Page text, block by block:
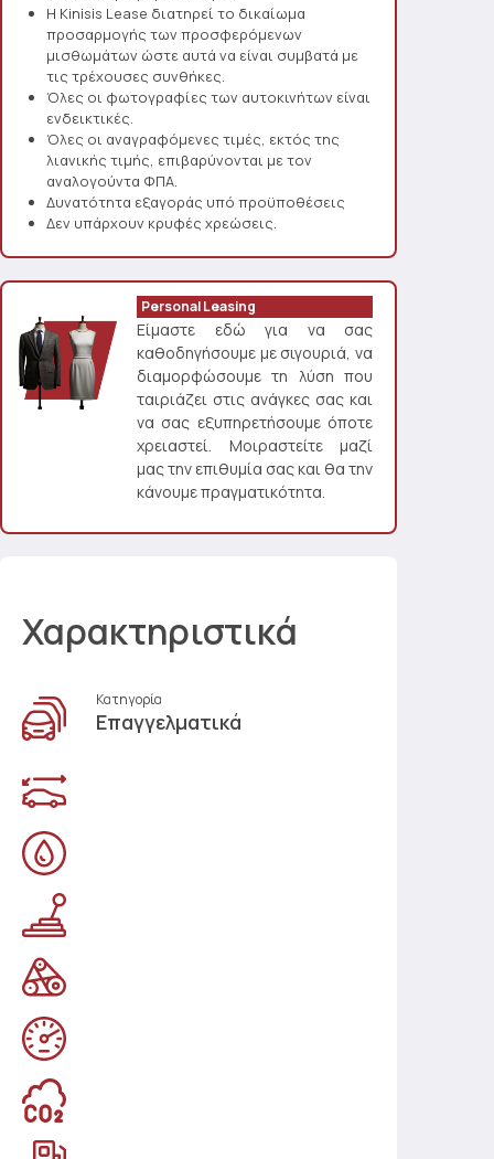
Η Kinisis Lease διατηρεί το δικαίωμα
προσαρμογής των προσφερόμενων
μισθωμάτων ώστε αυτά να είναι συμβατά με
τις τρέχουσες συνθήκες.
Όλες οι φωτογραφίες των αυτοκινήτων είναι
ενδεικτικές.
Όλες οι αναγραφόμενες τιμές, εκτός της
λιανικής τιμής, επιβαρύνονται με τον
αναλογούντα ΦΠΑ.
Δυνατότητα εξαγοράς υπό προϋποθέσεις
Δεν υπάρχουν κρυφές χρεώσεις.
Personal Leasing
Είμαστε εδώ για να σας
καθοδηγήσουμε με σιγουριά, να
διαμορφώσουμε τη λύση που
ταιριάζει στις ανάγκες σας και
να σας εξυπηρετήσουμε όποτε
χρειαστεί. Μοιραστείτε μαζί
μας την επιθυμία σας και θα την
κάνουμε πραγματικότητα.
Χαρακτηριστικά
Κατηγορία
Επαγγελματικά